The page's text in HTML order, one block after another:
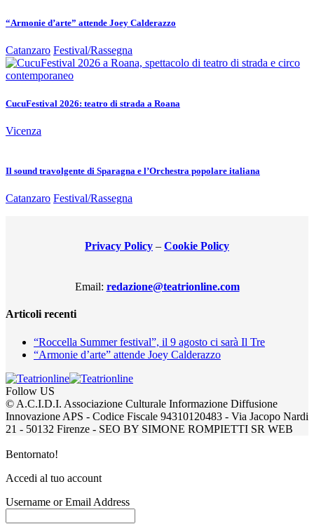
“Armonie d’arte” attende Joey Calderazzo
Catanzaro Festival/Rassegna
CucuFestival 2026: teatro di strada a Roana
Vicenza
Il sound travolgente di Sparagna e l’Orchestra popolare italiana
Catanzaro Festival/Rassegna
Privacy Policy – Cookie Policy
Email: redazione@teatrionline.com
Articoli recenti
“Roccella Summer festival”, il 9 agosto ci sarà Il Tre
“Armonie d’arte” attende Joey Calderazzo
Follow US
© A.C.I.D.I. Associazione Culturale Informazione Diffusione
Innovazione APS - Codice Fiscale 94310120483 - Via Jacopo Nardi
21 - 50132 Firenze - SEO BY SIMONE ROMPIETTI SR WEB
Bentornato!
Accedi al tuo account
Username or Email Address